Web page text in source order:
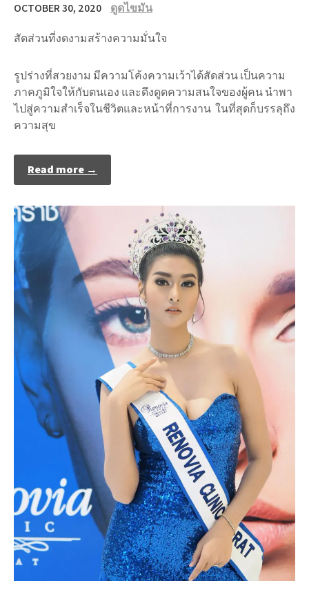
OCTOBER 30, 2020 ดูดไขมัน
สัดส่วนที่งดงามสร้างความมั่นใจ
รูปร่างที่สวยงาม มีความโค้งความเว้าได้สัดส่วน เป็นความ
ภาคภูมิใจให้กับตนเอง และดึงดูดความสนใจของผู้คน นำพา
ไปสู่ความสำเร็จในชีวิตและหน้าที่การงาน ในที่สุดก็บรรลุถึง
ความสุข
Read more →